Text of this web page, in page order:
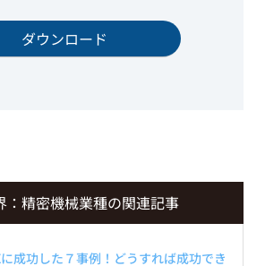
ダウンロード
：精密機械業種の関連記事
成功した７事例！どうすれば成功でき